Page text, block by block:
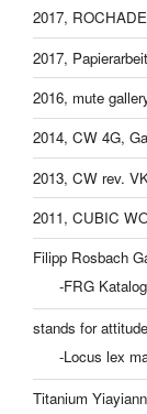
2017,
2017,
2016, mute
2014, CW 4G,
2013, CW rev.
2011, CUBIC
Filipp Rosbach
-FRG
stands for
-Locus lex
Titanium